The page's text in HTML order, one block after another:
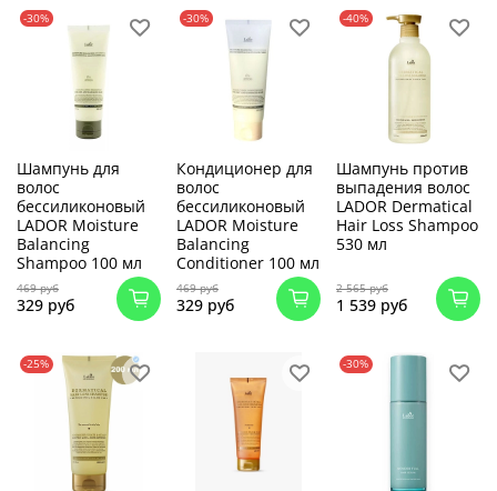
-30%
Шампунь для
волос
бессиликоновый
LADOR Moisture
Balancing
Shampoo 100 мл
469 руб
329 руб
-30%
Кондиционер для
волос
бессиликоновый
LADOR Moisture
Balancing
Conditioner 100 мл
469 руб
329 руб
-40%
Шампунь против
выпадения волос
LADOR Dermatical
Hair Loss Shampoo
530 мл
2 565 руб
1 539 руб
-25% -30%